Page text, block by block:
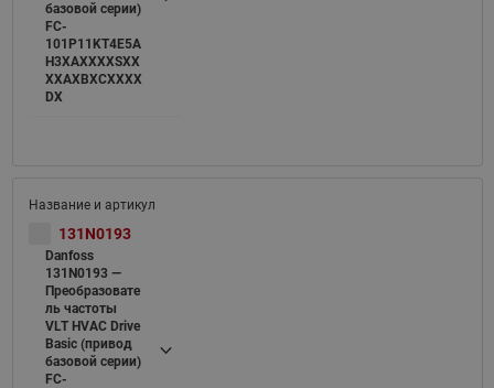
базовой серии)
FC-
101P11KT4E5A
H3XAXXXXSXX
XXAXBXCXXXX
DX
131N0193
Danfoss
131N0193 —
Преобразовате
ль частоты
VLT HVAC Drive
Basic (привод
базовой серии)
FC-